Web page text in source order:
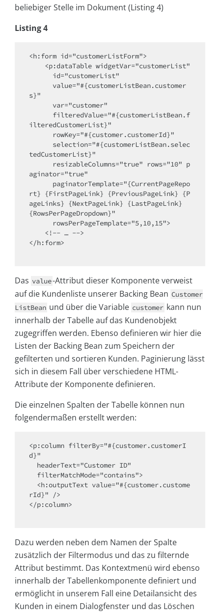
beliebiger Stelle im Dokument (Listing 4)
Listing 4
<h:form id="customerListForm">
s}"
ilteredCustomerList}"
tedCustomerList}"
aginator="true"
rt} {FirstPageLink} {PreviousPageLink} {P
ageLinks} {NextPageLink} {LastPageLink}
{RowsPerPageDropdown}"
</h:form>
Das value-Attribut dieser Komponente verweist
auf die Kundenliste unserer Backing Bean Customer
ListBean und über die Variable customer kann nun
innerhalb der Tabelle auf das Kundenobjekt
zugegriffen werden. Ebenso definieren wir hier die
Listen der Backing Bean zum Speichern der
gefilterten und sortieren Kunden. Paginierung lässt
sich in diesem Fall über verschiedene HTML-
Attribute der Komponente definieren.
Die einzelnen Spalten der Tabelle können nun
folgendermaßen erstellt werden:
<p:column filterBy="#{customer.customerI
d}"
rId}" />
</p:column>
Dazu werden neben dem Namen der Spalte
zusätzlich der Filtermodus und das zu filternde
Attribut bestimmt. Das Kontextmenü wird ebenso
innerhalb der Tabellenkomponente definiert und
ermöglicht in unserem Fall eine Detailansicht des
Kunden in einem Dialogfenster und das Löschen